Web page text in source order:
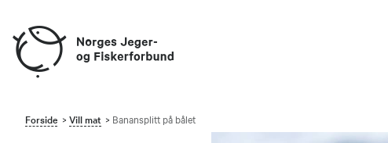
Forside Vill mat Banansplitt på bålet